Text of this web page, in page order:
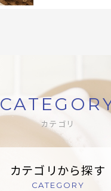
カテゴリ
カテゴリから探す
CATEGORY